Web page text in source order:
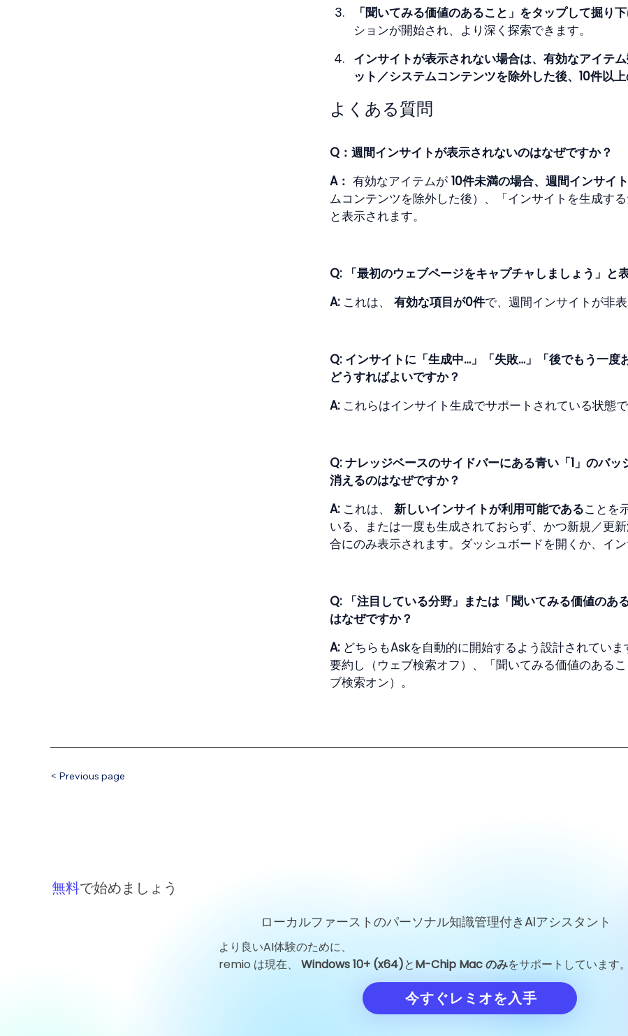
「聞いてみる価値のあること」をタップして掘り
ションが開始され、より深く探索できます。
インサイトが表示されない場合は、有効なアイテ
ット／システムコンテンツを除外した後、10件以
よくある質問
Q：週間インサイトが表示されないのはなぜですか？
A： 有効なアイテムが 10件未満の場合、週間インサイ
ムコンテンツを除外した後）、「インサイトを生成す
と表示されます。
Q: 「最初のウェブページをキャプチャしましょう」と
A: これは、 有効な項目が0件で、週間インサイトが非
Q: インサイトに「生成中…」「失敗…」「後でもう一
どうすればよいですか？
A: これらはインサイト生成でサポートされている状態
Q: ナレッジベースのサイドバーにある青い「1」のバ
消えるのはなぜですか？
A: これは、 新しいインサイトが利用可能であることを
いる、または一度も生成されておらず、かつ新規／更
合にのみ表示されます。ダッシュボードを開くか、イ
Q: 「注目している分野」または「聞いてみる価値のあ
はなぜですか？
A: どちらもAskを自動的に開始するよう設計されてい
要約し（ウェブ検索オフ）、「聞いてみる価値のある
ブ検索オン）。
< Previous page
無料で始めましょう
ローカルファーストのパーソナル知識管理付きAIアシスタント
より良いAI体験のために、
remio は現在、 Windows 10+ (x64)とM-Chip Mac のみをサポートしています。
今すぐレミオを入手